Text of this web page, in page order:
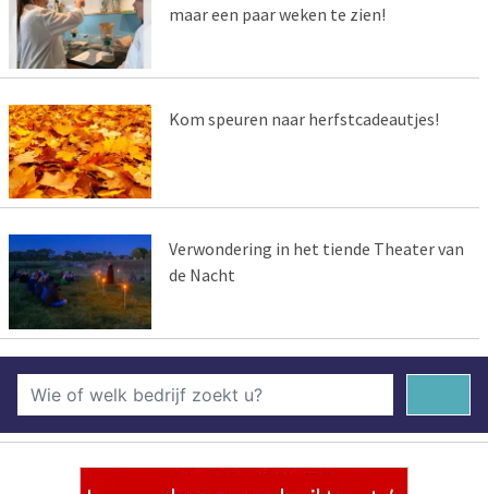
maar een paar weken te zien!
Kom speuren naar herfstcadeautjes!
Verwondering in het tiende Theater van
de Nacht